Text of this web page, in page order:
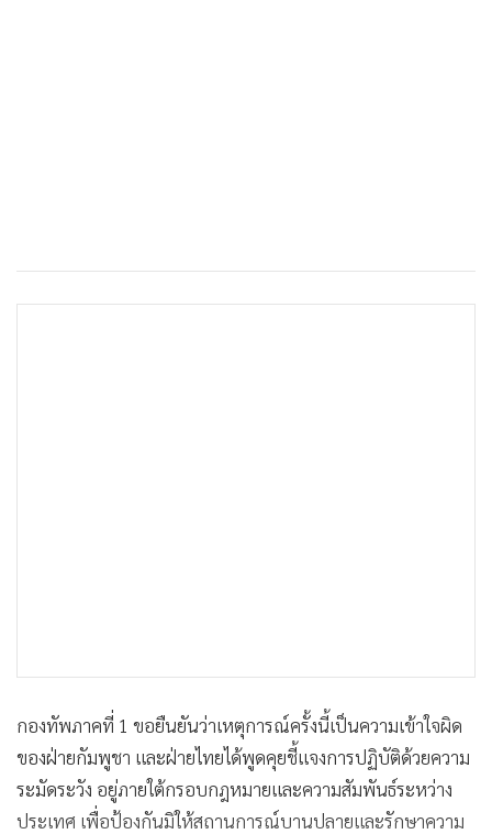
กองทัพภาคที่ 1 ขอยืนยันว่าเหตุการณ์ครั้งนี้เป็นความเข้าใจผิด
ของฝ่ายกัมพูชา และฝ่ายไทยได้พูดคุยชี้แจงการปฏิบัติด้วยความ
ระมัดระวัง อยู่ภายใต้กรอบกฎหมายและความสัมพันธ์ระหว่าง
ประเทศ เพื่อป้องกันมิให้สถานการณ์บานปลายและรักษาความ